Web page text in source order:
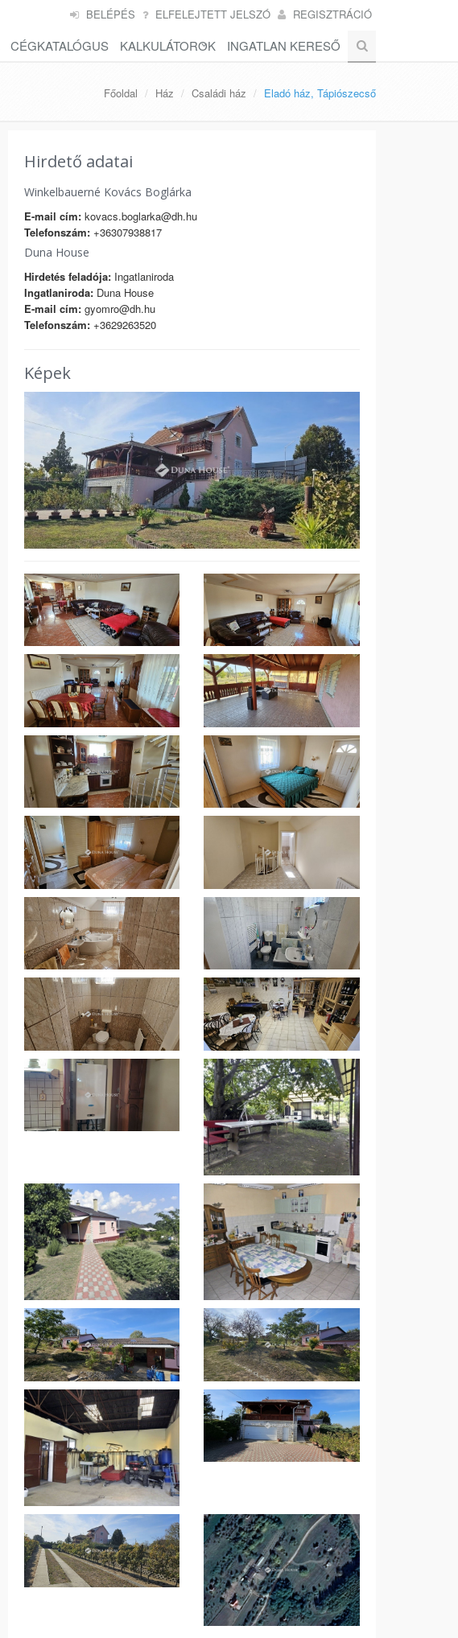
BELÉPÉS ELFELEJTETT JELSZÓ REGISZTRÁCIÓ
CÉGKATALÓGUS KALKULÁTOROK INGATLAN KERESŐ
Főoldal Ház Családi ház Eladó ház, Tápiószecső
Hirdető adatai
Winkelbauerné Kovács Boglárka
E-mail cím:kovacs.boglarka@dh.hu
Telefonszám:+36307938817
Duna House
Hirdetés feladója:Ingatlaniroda
Ingatlaniroda:Duna House
E-mail cím:gyomro@dh.hu
Telefonszám:+3629263520
Képek